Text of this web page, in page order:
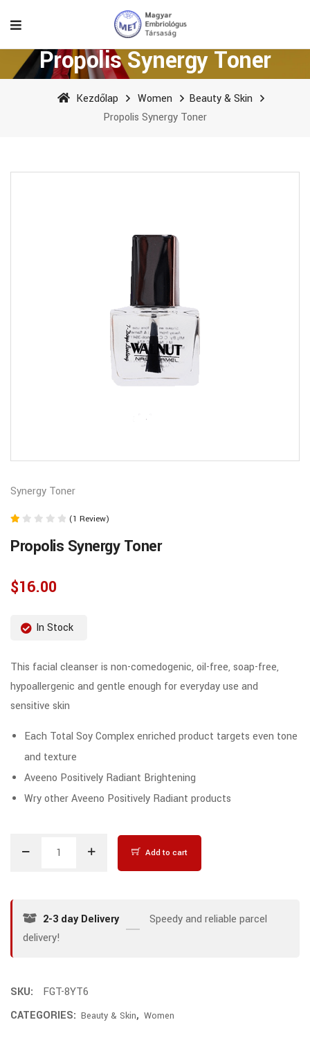
Propolis Synergy Toner
Kezdőlap Women
Beauty & Skin
Propolis Synergy Toner
Synergy Toner
1.00
out
5
(1 Review)
Propolis Synergy Toner
$16.00
In Stock
This facial cleanser is non-comedogenic, oil-free, soap-free,
hypoallergenic and gentle enough for everyday use and
sensitive skin
Each Total Soy Complex enriched product targets even tone
and texture
Aveeno Positively Radiant Brightening
Wry other Aveeno Positively Radiant products
Add to cart
2-3 day Delivery
Speedy and reliable parcel
delivery!
SKU:
FGT-8YT6
CATEGORIES: Beauty & Skin, Women